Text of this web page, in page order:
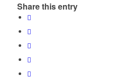
Share this entry